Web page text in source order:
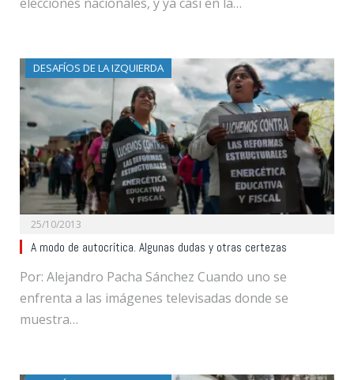
DESAFÍOS DE LA IZQUIERDA
25/10/2013
A modo de autocrítica. Algunas dudas y otras certezas
Por: Alejandro Pacha Sánchez Cuando uno se
enfrenta a las imágenes televisadas donde se
muestra…